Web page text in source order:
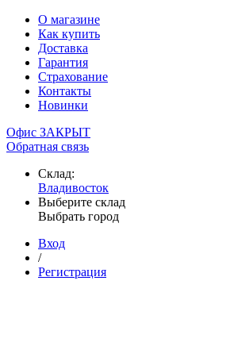
О магазине
Как купить
Доставка
Гарантия
Страхование
Контакты
Новинки
Офис ЗАКРЫТ
Обратная связь
Склад:
Владивосток
Выберите склад
Выбрать город
Вход
/
Регистрация